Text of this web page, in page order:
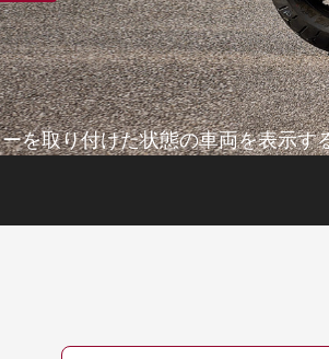
を取り付けた状態の車両を表示す